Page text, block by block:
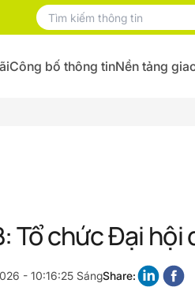
Công bố thông tinNền tảng
Tổ chức Đại
- 10:16:25 SángShare: